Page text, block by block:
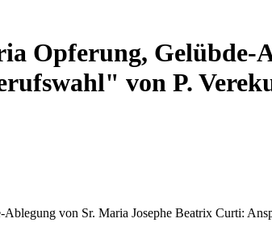
Opferung, Gelübde-
von P.
von Sr. Maria Josephe Beatrix Curti: